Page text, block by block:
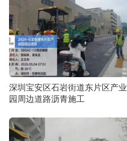
深圳宝安区石岩街道东片区产业
园周边道路沥青施工